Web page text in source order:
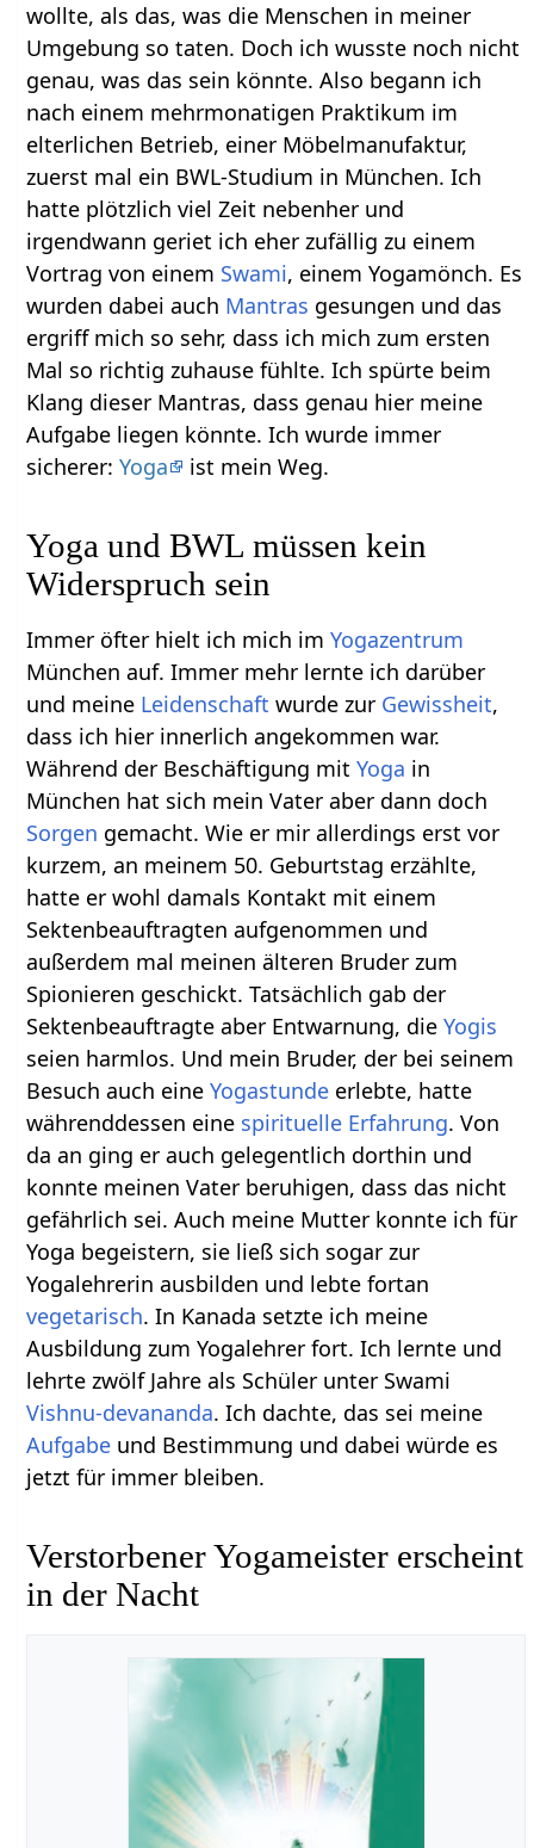
wollte, als das, was die Menschen in meiner
Umgebung so taten. Doch ich wusste noch nicht
genau, was das sein könnte. Also begann ich
nach einem mehrmonatigen Praktikum im
elterlichen Betrieb, einer Möbelmanufaktur,
zuerst mal ein BWL-Studium in München. Ich
hatte plötzlich viel Zeit nebenher und
irgendwann geriet ich eher zufällig zu einem
Vortrag von einem Swami, einem Yogamönch. Es
wurden dabei auch Mantras gesungen und das
ergriff mich so sehr, dass ich mich zum ersten
Mal so richtig zuhause fühlte. Ich spürte beim
Klang dieser Mantras, dass genau hier meine
Aufgabe liegen könnte. Ich wurde immer
sicherer:Yoga ist mein Weg.
Yoga und BWL müssen kein
Widerspruch sein
Immer öfter hielt ich mich imYogazentrum
München auf. Immer mehr lernte ich darüber
und meine Leidenschaft wurde zur Gewissheit,
dass ich hier innerlich angekommen war.
Während der Beschäftigung mitYoga in
München hat sich mein Vater aber dann doch
Sorgen gemacht. Wie er mir allerdings erst vor
kurzem, an meinem 50. Geburtstag erzählte,
hatte er wohl damals Kontakt mit einem
Sektenbeauftragten aufgenommen und
außerdem mal meinen älteren Bruder zum
Spionieren geschickt. Tatsächlich gab der
Sektenbeauftragte aber Entwarnung, dieYogis
seien harmlos. Und mein Bruder, der bei seinem
Besuch auch eineYogastunde erlebte, hatte
währenddessen eine spirituelle Erfahrung. Von
da an ging er auch gelegentlich dorthin und
konnte meinen Vater beruhigen, dass das nicht
gefährlich sei. Auch meine Mutter konnte ich für
Yoga begeistern, sie ließ sich sogar zur
Yogalehrerin ausbilden und lebte fortan
vegetarisch. In Kanada setzte ich meine
Ausbildung zum Yogalehrer fort. Ich lernte und
lehrte zwölf Jahre als Schüler unter Swami
Vishnu-devananda. Ich dachte, das sei meine
Aufgabe und Bestimmung und dabei würde es
jetzt für immer bleiben.
Verstorbener Yogameister erscheint
in der Nacht